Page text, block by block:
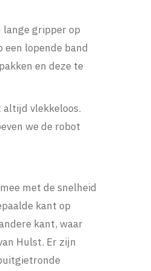
lange gripper op
een lopende band
en deze te
vlekkeloos.
we de robot
met de snelheid
kant op
kant, waar
Hulst. Er zijn